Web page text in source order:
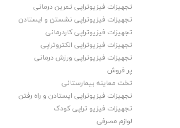
تجهیزات فیزیوتراپی تمرین درمانی
تجهیزات فیزیوتراپی نشستن و ایستادن
تجهیزات فیزیوتراپی کاردرمانی
تجهیزات فیزیوتراپی الکتروتراپی
تجهیزات فیزیوتراپی ورزش درمانی
پر فروش
تخت معاینه بیمارستانی
تجهیزات فیزیوتراپی ایستادن و راه رفتن
تجهیزات فیزیو تراپی کودک
لوازم مصرفی